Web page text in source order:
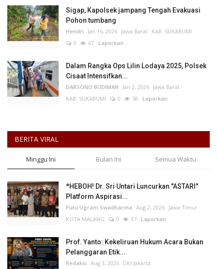
Sigap, Kapolsek jampang Tengah Evakuasi
Pohon tumbang
Hendri Jan 16, 2026 Jawa Barat KAB. SUKABUMI
0
67 Laporkan
Dalam Rangka Ops Lilin Lodaya 2025, Polsek
Cisaat Intensifkan...
DARSONO BUDIMAN Jan 2, 2026 Jawa Barat
KAB. SUKABUMI
0 58 Laporkan
BERITA VIRAL
Minggu Ini Bulan Ini Semua Waktu
*HEBOH! Dr. Sri Untari Luncurkan "ASTARI"
Platform Aspirasi...
Putu Ugram Swadharma Aug 2, 2026 Jawa Timur
KOTA MALANG
0 37 Laporkan
Prof. Yanto: Kekeliruan Hukum Acara Bukan
Pelanggaran Etik...
Redaksi Aug 3, 2026 DKI Jakarta